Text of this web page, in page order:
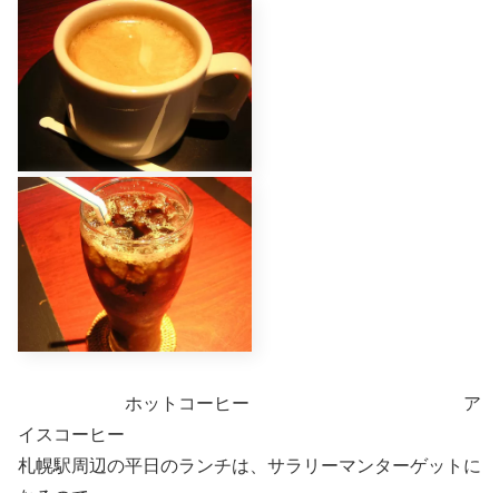
ホットコーヒー ア
イスコーヒー
札幌駅周辺の平日のランチは、サラリーマンターゲットに